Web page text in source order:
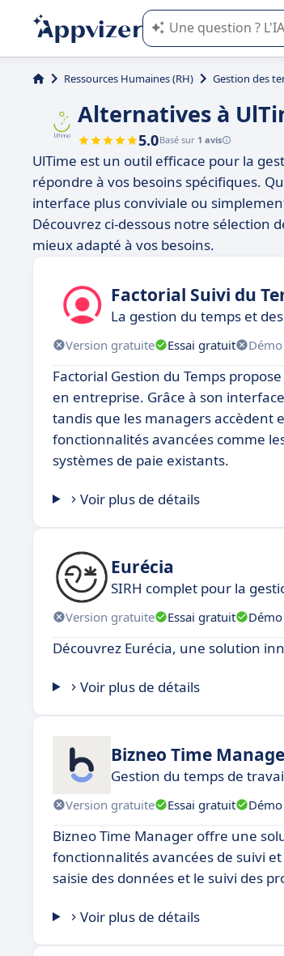
L'IA de Appvizer
Ressources Humaines (RH) Gestion des
Alternatives à
5.0Basé sur 1 avis
UlTime est un outil efficace pour la
répondre à vos besoins spécifiques.
interface plus conviviale ou
Découvrez ci-dessous notre sélection
mieux adapté à vos besoins.
Factorial Suivi du
La gestion du temps et
Version gratuite Essai gratuit
Factorial Gestion du Temps
en entreprise. Grâce à son
tandis que les managers accèdent
fonctionnalités avancées comme
systèmes de paie existants.
Voir plus de détails
Eurécia
SIRH complet pour la
Version gratuite Essai gratuit
Découvrez Eurécia, une solution
Voir plus de détails
Bizneo Time
Gestion du temps de
Version gratuite Essai gratuit
Bizneo Time Manager offre une
fonctionnalités avancées de suivi
saisie des données et le suivi des
Voir plus de détails